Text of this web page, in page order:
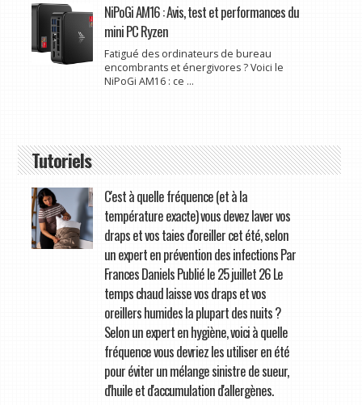
NiPoGi AM16 : Avis, test et performances du
mini PC Ryzen
Fatigué des ordinateurs de bureau
encombrants et énergivores ? Voici le
NiPoGi AM16 : ce ...
Tutoriels
C'est à quelle fréquence (et à la
température exacte) vous devez laver vos
draps et vos taies d'oreiller cet été, selon
un expert en prévention des infections Par
Frances Daniels Publié le 25 juillet 26 Le
temps chaud laisse vos draps et vos
oreillers humides la plupart des nuits ?
Selon un expert en hygiène, voici à quelle
fréquence vous devriez les utiliser en été
pour éviter un mélange sinistre de sueur,
d'huile et d'accumulation d'allergènes.